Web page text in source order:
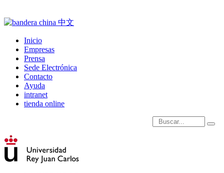
Inicio
Empresas
Prensa
Sede Electrónica
Contacto
Ayuda
intranet
tienda online
Introduce términos de